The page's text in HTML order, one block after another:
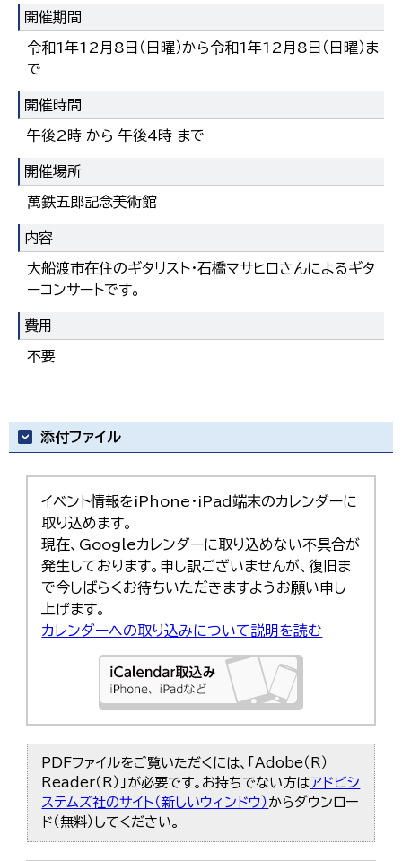
開催期間
令和1年12月8日（日曜）から令和1年12月8日（日曜）ま
で
開催時間
午後2時 から 午後4時 まで
開催場所
萬鉄五郎記念美術館
内容
大船渡市在住のギタリスト・石橋マサヒロさんによるギタ
ーコンサートです。
費用
不要
添付ファイル
イベント情報をiPhone・iPad端末のカレンダーに
取り込めます。
現在、Googleカレンダーに取り込めない不具合が
発生しております。申し訳ございませんが、復旧ま
で今しばらくお待ちいただきますようお願い申し
上げます。
カレンダーへの取り込みについて説明を読む
PDFファイルをご覧いただくには、「Adobe（R）
Reader（R）」が必要です。お持ちでない方はアドビシ
ステムズ社のサイト（新しいウィンドウ） からダウンロー
ド（無料）してください。